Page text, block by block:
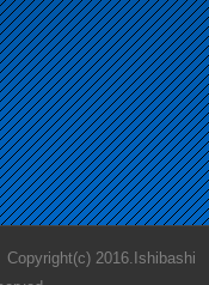
2016.Ishibashi